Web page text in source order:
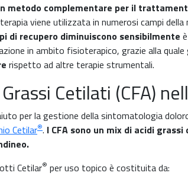
metodo complementare per il
viene utilizzata in numerosi campi
di recupero diminuiscono sensibilmente
in ambito fisioterapico, grazie alla quale
rispetto ad altre terapie strumentali.
Cetilati (CFA)
per la gestione della sintomatologia
Cetilar®. I CFA sono un mix di acidi
Cetilar® per uso topico è costituita da: